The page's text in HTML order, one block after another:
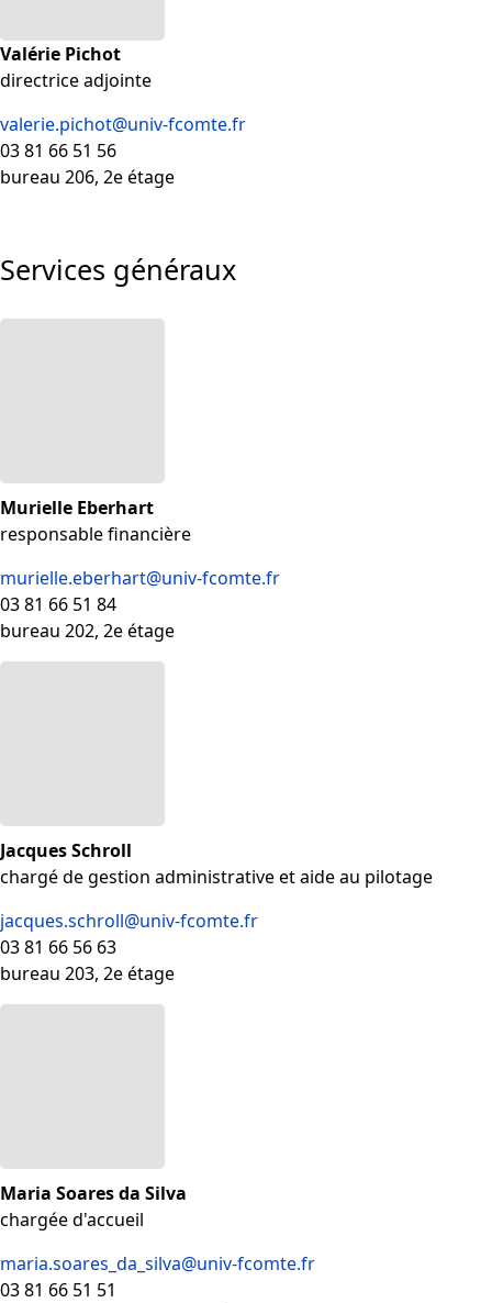
Valérie Pichot
directrice adjointe
valerie.pichot@univ-fcomte.fr
03 81 66 51 56
bureau 206, 2e étage
Services généraux
Murielle Eberhart
responsable financière
murielle.eberhart@univ-fcomte.fr
03 81 66 51 84
bureau 202, 2e étage
Jacques Schroll
chargé de gestion administrative et aide au pilotage
jacques.schroll@univ-fcomte.fr
03 81 66 56 63
bureau 203, 2e étage
Maria Soares da Silva
chargée d'accueil
maria.soares_da_silva@univ-fcomte.fr
03 81 66 51 51